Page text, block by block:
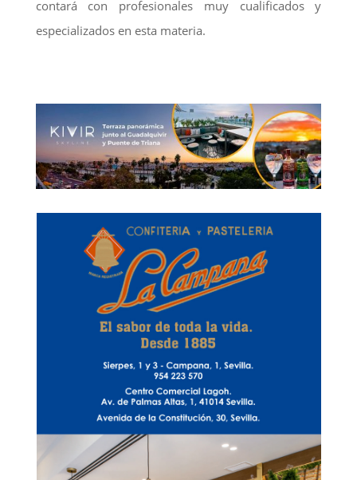
contará con profesionales muy cualificados y
especializados en esta materia.